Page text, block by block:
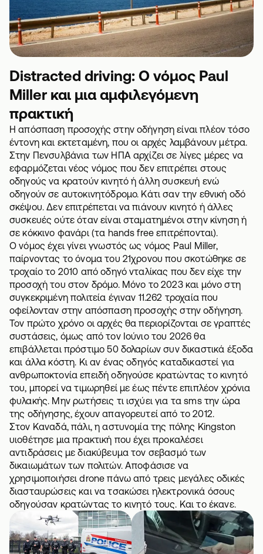
Distracted driving: Ο νόμος Paul
Miller και μια αμφιλεγόμενη
πρακτική
Η απόσπαση προσοχής στην οδήγηση είναι πλέον τόσο
έντονη και εκτεταμένη, που οι αρχές λαμβάνουν μέτρα.
Στην Πενσυλβάνια των ΗΠΑ αρχίζει σε λίγες μέρες να
εφαρμόζεται νέος νόμος που δεν επιτρέπει στους
οδηγούς να κρατούν κινητό ή άλλη συσκευή ενώ
οδηγούν σε αυτοκινητόδρομο. Κάτι σαν την εθνική οδό
σκέψου. Δεν επιτρέπεται να πιάνουν κινητό ή άλλες
συσκευές ούτε όταν είναι σταματημένοι στην κίνηση ή
σε κόκκινο φανάρι (τα hands free επιτρέπονται).
Ο νόμος έχει γίνει γνωστός ως νόμος Paul Miller,
παίρνοντας το όνομα του 21χρονου που σκοτώθηκε σε
τροχαίο το 2010 από οδηγό νταλίκας που δεν είχε την
προσοχή του στον δρόμο. Μόνο το 2023 και μόνο στη
συγκεκριμένη πολιτεία έγιναν 11.262 τροχαία που
οφείλονταν στην απόσπαση προσοχής στην οδήγηση.
Τον πρώτο χρόνο οι αρχές θα περιορίζονται σε γραπτές
συστάσεις, όμως από τον Ιούνιο του 2026 θα
επιβάλλεται πρόστιμο 50 δολαρίων συν δικαστικά έξοδα
και άλλα κόστη. Κι αν ένας οδηγός καταδικαστεί για
ανθρωποκτονία επειδή οδηγούσε κρατώντας το κινητό
του, μπορεί να τιμωρηθεί με έως πέντε επιπλέον χρόνια
φυλακής. Μην ρωτήσεις τι ισχύει για τα sms την ώρα
της οδήγησης, έχουν απαγορευτεί από το 2012.
Στον Καναδά, πάλι, η αστυνομία της πόλης Kingston
υιοθέτησε μια πρακτική που έχει προκαλέσει
αντιδράσεις με διακύβευμα τον σεβασμό των
δικαιωμάτων των πολιτών. Αποφάσισε να
χρησιμοποιήσει drone πάνω από τρεις μεγάλες οδικές
διασταυρώσεις και να τσακώσει ηλεκτρονικά όσους
οδηγούσαν κρατώντας το κινητό τους. Και το έκανε.